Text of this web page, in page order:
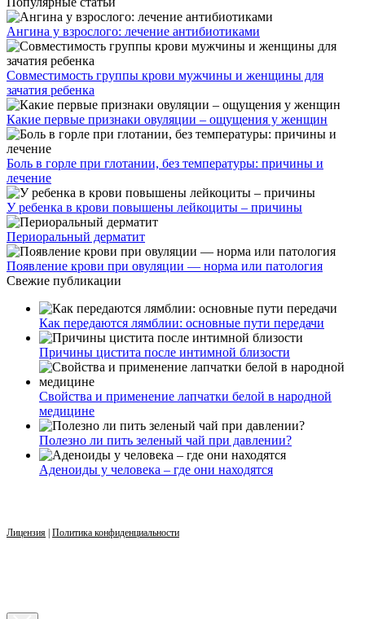
Ангина у взрослого: лечение антибиотиками
Совместимость группы крови мужчины и женщины для
зачатия ребенка
Какие первые признаки овуляции – ощущения у женщин
Боль в горле при глотании, без температуры: причины и
лечение
У ребенка в крови повышены лейкоциты – причины
Периоральный дерматит
Появление крови при овуляции — норма или патология
Свежие публикации
Как передаются лямблии: основные пути передачи
Причины цистита после интимной близости
Свойства и применение лапчатки белой в народной
медицине
Полезно ли пить зеленый чай при давлении?
Аденоиды у человека – где они находятся
Лицензия | Политика конфиденциальности